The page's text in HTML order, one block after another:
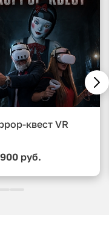
квест VR
руб.